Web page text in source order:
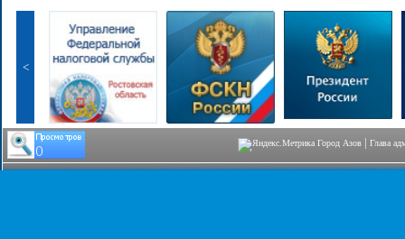
<
Город Азов | Глава